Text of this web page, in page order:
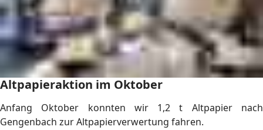
Altpapieraktion im Oktober
Anfang Oktober konnten wir 1,2 t Altpapier nach
Gengenbach zur Altpapierverwertung fahren.